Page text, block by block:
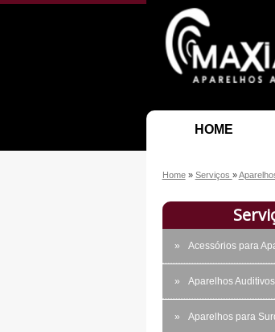
HOME
Home » Serviços »
Acessórios para
Aparelhos Auditivos
Aparelhos para